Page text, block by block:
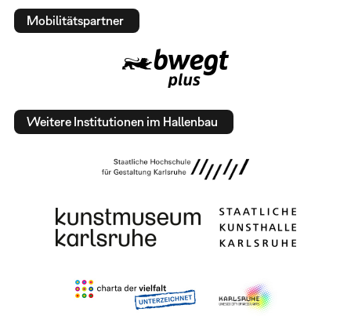
Mobilitätspartner
Weitere Institutionen im Hallenbau